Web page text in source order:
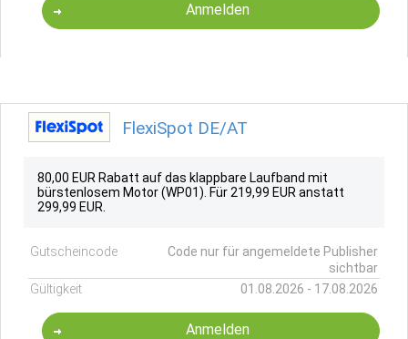
Anmelden
FlexiSpot DE/AT
80,00 EUR Rabatt auf das klappbare Laufband mit
bürstenlosem Motor (WP01). Für 219,99 EUR anstatt
299,99 EUR.
Gutscheincode
Code nur für angemeldete Publisher
sichtbar
Gültigkeit
01.08.2026 - 17.08.2026
Anmelden